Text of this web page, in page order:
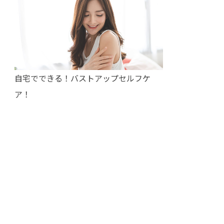
自宅でできる！バストアップセルフケ
ア！